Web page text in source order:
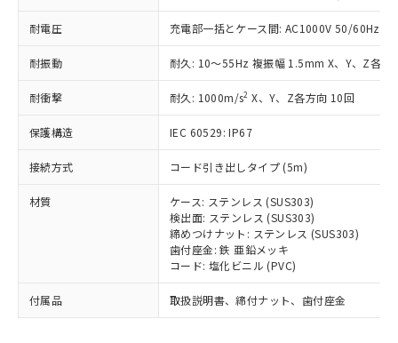
耐電圧 充電部一括とケース間: AC1000V 50/60Hz
耐振動 耐久: 10～55Hz 複振幅 1.5mm X、Y、Z各方
耐衝撃 耐久: 1000m/s2 X、Y、Z各方向 10回
保護構造 IEC 60529: IP67
接続方式 コード引き出しタイプ (5m)
材質
ケース: ステンレス (SUS303)
検出面: ステンレス (SUS303)
締めつけナット: ステンレス (SUS303)
歯付座金: 鉄 亜鉛メッキ
コード: 塩化ビニル (PVC)
付属品 取扱説明書、締付ナット、歯付座金
タに基づき作成されるものであり、閲
覧された時点での実際の在庫および標
準価格とは異なる場合があることをご
了承ください。
正式な納期状況および標準価格はお客
様のお取引先、またはお客様担当のオ
ムロン制御機器販売店・当社販売員に
ご相談ください。
オムロン制御機器販売店や当社販売拠
販売ネットワーク
」をご確認
在庫状況および標準価格結果を当社の
事前の承諾なく第三者に漏洩または開
示しないようお願いします。
マイパーツ機能（部品リスト作成サー
ビス）をご利用いただくには、I-Web
メンバーズにご登録されている必要が
*EU RoHS指令（10物質）：
鉛(Pb) 1000ppm以下、 水銀(Hg) 1000ppm以下、 カド
ミウム(Cd) 100ppm以下、
六価クロム(Cr(Ⅵ)) 1000ppm以下、ポリ臭化ビフェニル
類(PBB) 1000ppm以下、ポリ臭化ジフェニルエーテル類
ル) (DEHP)(別名：DOP) 1000ppm以下、フタル酸ブチ
ルベンジル（BBP） 1000ppm以下、フタル酸ジブチル
（DBP） 1000ppm以下、フタル酸ジイソブチル
(DIBP) 1000ppm以下
但し、RoHS指令で産業用監視および制御機器に対する
適用除外項目は除く。
フタル酸エステル類の４物質については閾値を超える意
図的な使用がないことを確認しています。
※2 対応予定月
部品在庫の切り替え状況などにより、予定
月が前後することがあります。
*中国RoHS10物質の基準値 (GB/T26572)：
Pb(鉛) :1000ppm、 Hg(水銀) : 1000ppm、 Cd(カドミウ
Cr(Ⅵ)(六価クロム) : 1000ppm、 PBBs(ポリ臭化ビフェ
ニル類) : 1000ppm、 PBDEs(ポリ臭化ジフェニルエーテ
DBP(フタル酸ジブチル) : 1000ppm、 DIBP(フタル酸ジ
イソブチル) : 1000ppm、 BBP(フタル酸ブチルベンジ
ル) : 1000ppm、
※2 環境保護使用期限
「ｅ」：有害物質（10物質）のすべてが基
準値以下であることを示します。
「10」：通常の使用状況下において有害物
質が外部に漏えいし、環境に深刻な影響を
及ぼさない年数を意味します。
または国外への提供する場合は、日本
国政府の輸出許可(または役務取引許
可)を取得するなどの必要な手続きを
当社は規制貨物を破棄する場合は、完
全に破砕するなど、違法に輸出されな
当社は貴社製品を、核兵器、ミサイ
ル、化学兵器、生物兵器またはその他
武器並びにこれらの製造装置等に一切
使用いたしません。
当社は、貴社製品を第三者に販売する
場合は、上記1、2および3の内容を当
該第三者に通知します。また当社は、
販売先および販売に係わる関係者が違
法に輸出するおそれがある場合は、取
り引きをいたしません。
一定数以上の在庫あり
一定数には満たないが在庫あり
在庫なし(最新の在庫状況につ
いては、お客様のお取引先、ま
たはお客様担当のオムロン制御
機器販売店・当社販売員にご確
認ください)
受注生産機種、また在庫状況の
情報を公開していない機種